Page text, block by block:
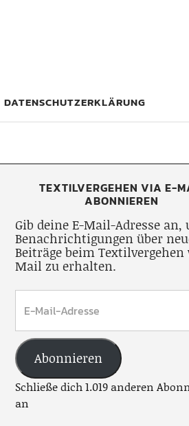
DATENSCHUTZERKLÄRUNG
TEXTILVERGEHEN VIA E-
ABONNIEREN
Gib deine E-Mail-Adresse an,
Benachrichtigungen über
Beiträge beim Textilvergehen
Mail zu erhalten.
Abonnieren
Schließe dich 1.019 anderen
an